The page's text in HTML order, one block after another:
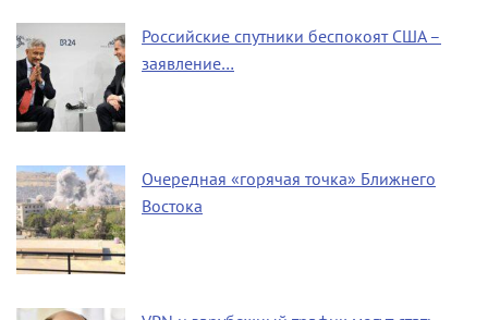
Российские спутники беспокоят США –
заявление…
Очередная «горячая точка» Ближнего
Востока